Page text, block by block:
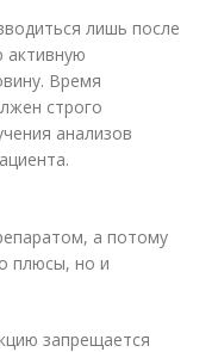
лишь после
активную
Время
строго
анализов
а потому
плюсы, но и
запрещается